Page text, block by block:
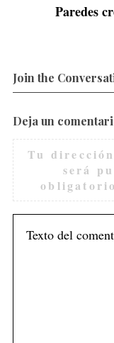
Paredes
Join the
Deja un
Tu
será